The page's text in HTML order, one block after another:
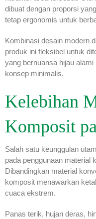
dibuat dengan proporsi
tetap ergonomis untuk
Kombinasi desain modern
produk ini fleksibel untuk
yang bernuansa hijau
konsep minimalis.
Kelebihan
Komposit
Salah satu keunggulan
pada penggunaan material
Dibandingkan material
komposit menawarkan
cuaca ekstrem.
Panas terik, hujan deras,